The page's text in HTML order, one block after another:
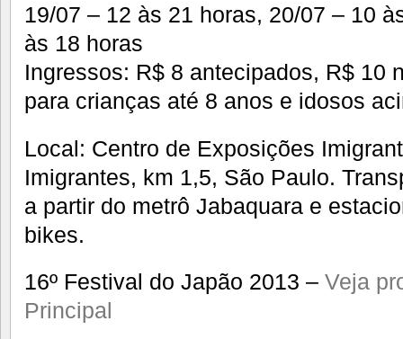
19/07 – 12 às 21 horas, 20/07 – 10
às 18 horas
Ingressos: R$ 8 antecipados, R$ 10
para crianças até 8 anos e idosos
Local: Centro de Exposições
Imigrantes, km 1,5, São Paulo.
a partir do metrô Jabaquara e
bikes.
16º Festival do Japão 2013 – Veja
Principal